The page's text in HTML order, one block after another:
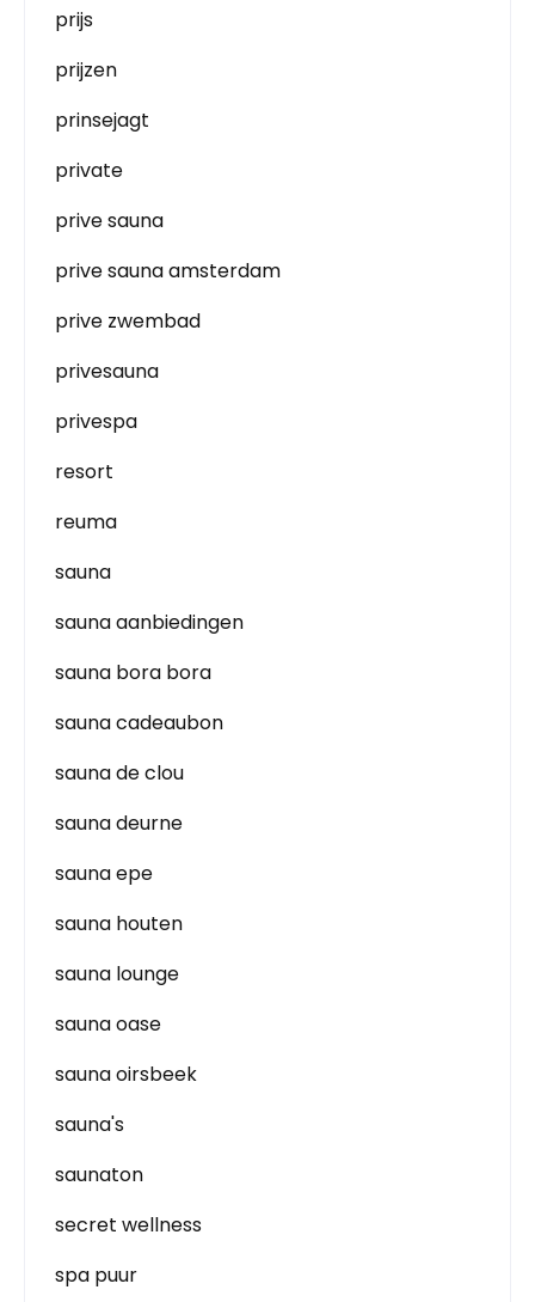
prijs
prijzen
prinsejagt
private
prive sauna
prive sauna amsterdam
prive zwembad
privesauna
privespa
resort
reuma
sauna
sauna aanbiedingen
sauna bora bora
sauna cadeaubon
sauna de clou
sauna deurne
sauna epe
sauna houten
sauna lounge
sauna oase
sauna oirsbeek
sauna's
saunaton
secret wellness
spa puur